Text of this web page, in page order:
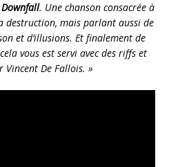
. Une chanson consacrée à
destruction, mais parlant aussi de
et d’illusions. Et finalement de
vous est servi avec des riffs et
De Fallois. »